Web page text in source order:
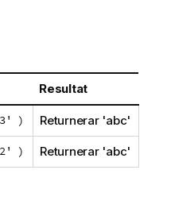
Resultat
) Returnerar 'abc'
) Returnerar 'abc'